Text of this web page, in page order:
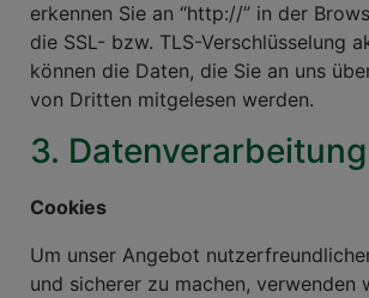
erkennen Sie an “http://” in der
die SSL- bzw. TLS-Verschlüsselung
können die Daten, die Sie an uns
von Dritten mitgelesen werden.
3. Datenverarbeitung
Cookies
Um unser Angebot
und sicherer zu machen, verwenden